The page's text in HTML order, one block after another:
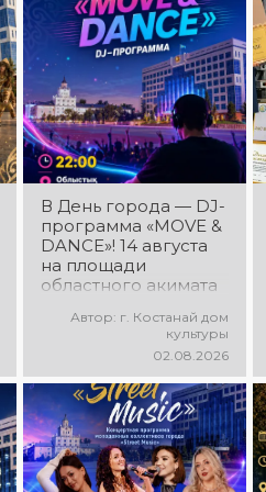
В День города — DJ-
программа «MOVE &
DANCE»! 14 августа
на площади
областного акимата
праздничная DJ-
программа! Вас ждут
современные
музыкальные хиты,
зажигательные
ритмы, мощная
энергия и яркие
эмоции!
Автор: г. Костанай дом
культуры
02.08.2026